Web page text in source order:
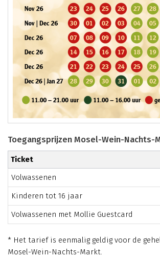
Toegangsprijzen Mosel-Wein-Nachts-
Ticket
Volwassenen
Kinderen tot 16 jaar
Volwassenen met Mollie Guestcard
* Het tarief is eenmalig geldig voor de
Mosel-Wein-Nachts-Markt.